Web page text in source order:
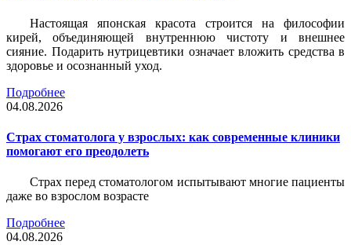
Настоящая японская красота строится на философии
кирей, объединяющей внутреннюю чистоту и внешнее
сияние. Подарить нутрицевтики означает вложить средства в
здоровье и осознанный уход.
Подробнее
04.08.2026
Страх стоматолога у взрослых: как современные клиники
помогают его преодолеть
Страх перед стоматологом испытывают многие пациенты
даже во взрослом возрасте
Подробнее
04.08.2026